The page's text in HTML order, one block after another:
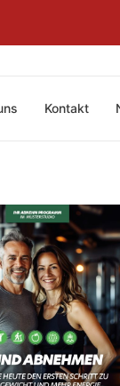
Kontakt